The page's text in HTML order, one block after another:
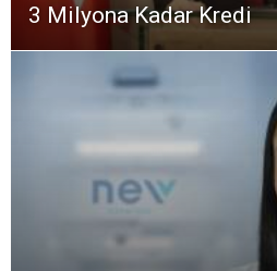
3 Milyona Kadar Kredi